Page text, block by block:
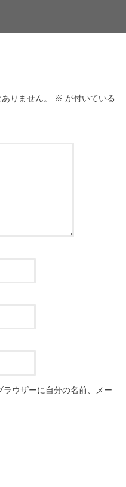
りません。 ※ が付いている
ウザーに自分の名前、メー